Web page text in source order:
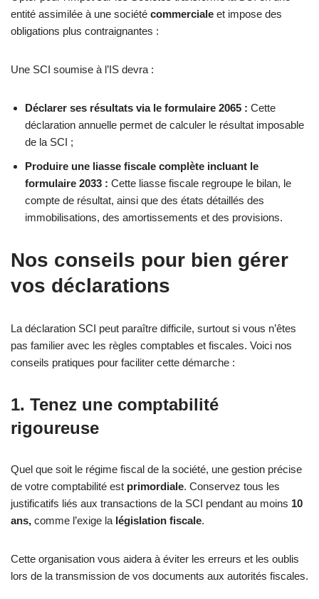
entité assimilée à une société commerciale et impose des
obligations plus contraignantes :
Une SCI soumise à l’IS devra :
Déclarer ses résultats via le formulaire 2065 : Cette
déclaration annuelle permet de calculer le résultat imposable
de la SCI ;
Produire une liasse fiscale complète incluant le
formulaire 2033 : Cette liasse fiscale regroupe le bilan, le
compte de résultat, ainsi que des états détaillés des
immobilisations, des amortissements et des provisions.
Nos conseils pour bien gérer
vos déclarations
La déclaration SCI peut paraître difficile, surtout si vous n’êtes
pas familier avec les règles comptables et fiscales. Voici nos
conseils pratiques pour faciliter cette démarche :
1. Tenez une comptabilité
rigoureuse
Quel que soit le régime fiscal de la société, une gestion précise
de votre comptabilité est primordiale. Conservez tous les
justificatifs liés aux transactions de la SCI pendant au moins 10
ans, comme l’exige la législation fiscale.
Cette organisation vous aidera à éviter les erreurs et les oublis
lors de la transmission de vos documents aux autorités fiscales.